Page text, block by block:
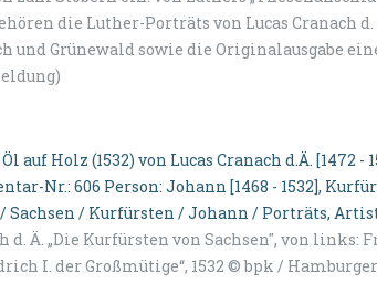
die Luther-Porträts von Lucas Cranach
und Grünewald sowie die Originalausgabe
d. Ä. „Die Kurfürsten von Sachsen", von
I. der Großmütige“, 1532 © bpk /